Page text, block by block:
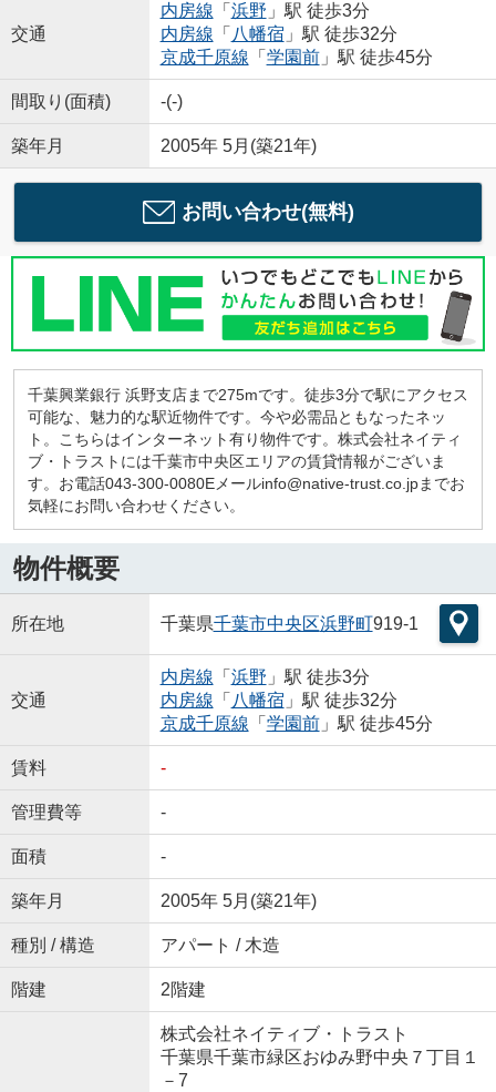
交通
内房線 「 浜野 」駅 徒歩3分
内房線 「 八幡宿 」駅 徒歩32分
京成千原線 「 学園前」駅 徒歩45分
間取り(面積) -(-)
築年月 2005年 5月(築21年)
お問い合わせ(無料)
千葉興業銀行 浜野支店まで275mです。徒歩3分で駅にアクセス
可能な、魅力的な駅近物件です。今や必需品ともなったネッ
ト。こちらはインターネット有り物件です。株式会社ネイティ
ブ・トラストには千葉市中央区エリアの賃貸情報がございま
す。お電話043-300-0080Eメールinfo@native-trust.co.jpまでお
気軽にお問い合わせください。
物件概要
所在地 千葉県千葉市中央区浜野町919-1
交通
内房線 「 浜野 」駅 徒歩3分
内房線 「 八幡宿 」駅 徒歩32分
京成千原線 「 学園前」駅 徒歩45分
賃料 -
管理費等 -
面積 -
築年月 2005年 5月(築21年)
種別 / 構造 アパート / 木造
階建 2階建
株式会社ネイティブ・トラスト
千葉県千葉市緑区おゆみ野中央７丁目１
－7